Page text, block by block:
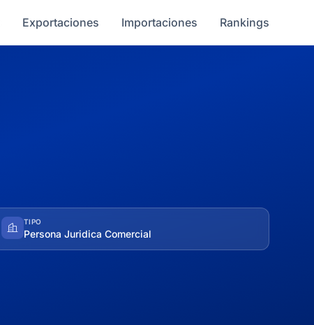
Exportaciones Importaciones Rankings
TIPO
Persona Juridica Comercial